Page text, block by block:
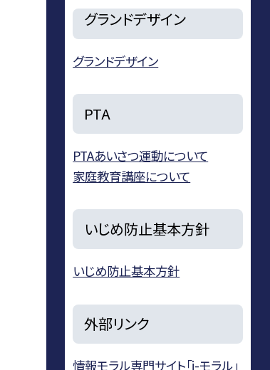
グランドデザイン
グランドデザイン
PTA
PTAあいさつ運動について
家庭教育講座について
いじめ防止基本方針
いじめ防止基本方針
外部リンク
情報モラル専門サイト「i-モラル」